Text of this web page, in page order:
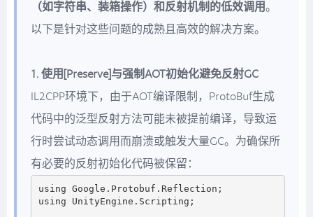
（如字符串、装箱操作）和反射机制的低效调用。
以下是针对这些问题的成熟且高效的解决方案。
1. 使用[Preserve]与强制AOT初始化避免反射GC
IL2CPP环境下，由于AOT编译限制，ProtoBuf生成
代码中的泛型反射方法可能未被提前编译，导致运
行时尝试动态调用而崩溃或触发大量GC。为确保所
有必要的反射初始化代码被保留：
using Google.Protobuf.Reflection;
using UnityEngine.Scripting;